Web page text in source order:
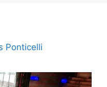
Ponticelli